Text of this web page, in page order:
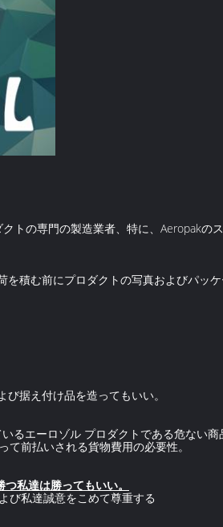
トの専門の製造業者、特に、Aeropakの
積む前にプロダクトの写真およびパッケ
据え付け品を造ってもいい。
るエーロゾル プロダクトである危ない
前払いされる貨物費用の必要性。
私達は勝ってもいい。
び私達誠意をこめて尊重する